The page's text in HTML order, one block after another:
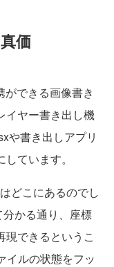
価
できる画像書き
イヤー書き出し機
や書き出しアプリ
ています。
どこにあるのでし
かる通り、座標
現できるというこ
イルの状態をフッ